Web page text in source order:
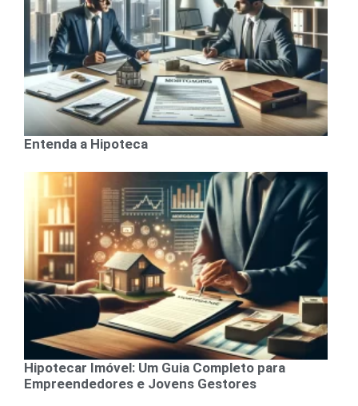
Entenda a Hipoteca
Hipotecar Imóvel: Um Guia Completo para
Empreendedores e Jovens Gestores